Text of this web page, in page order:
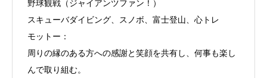
野球観戦（ジャイアンツファン！）
スキューバダイビング、スノボ、富士登山、心トレ
モットー：
周りの縁のある方への感謝と笑顔を共有し、何事も楽し
んで取り組む。